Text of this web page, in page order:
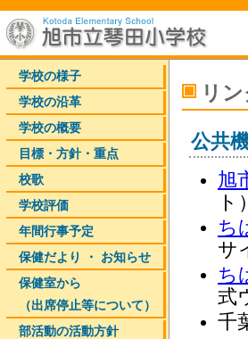
学校の様子
学校の沿革
学校の概要
目標・方針・重点
校歌
学校評価
年間行事予定
保健だより ・ お知らせ
保健室から
（出席停止等について）
部活動の活動方針
リ
公共
旭
ト）
ち
サ
ち
式
千